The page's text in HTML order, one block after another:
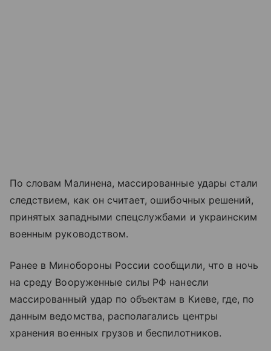
По словам Малинена, массированные удары стали
следствием, как он считает, ошибочных решений,
принятых западными спецслужбами и украинским
военным руководством.
Ранее в Минобороны России сообщили, что в ночь
на среду Вооруженные силы РФ нанесли
массированный удар по объектам в Киеве, где, по
данным ведомства, располагались центры
хранения военных грузов и беспилотников.